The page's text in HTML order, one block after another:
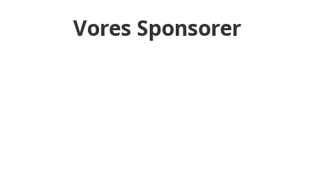
Vores Sponsorer